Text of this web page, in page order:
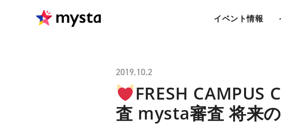
イベント情報
2019.10.2
FRESH CAMPUS
査 mysta審査 将来